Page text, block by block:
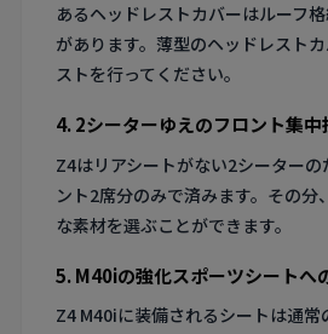
あるヘッドレストカバーはルーフ
があります。薄型のヘッドレスト
ストを行ってください。
4. 2シーターゆえのフロント集中
Z4はリアシートがない2シーター
ント2席分のみで済みます。その分
な素材を選ぶことができます。
5. M40iの強化スポーツシートへ
Z4 M40iに装備されるシートは通